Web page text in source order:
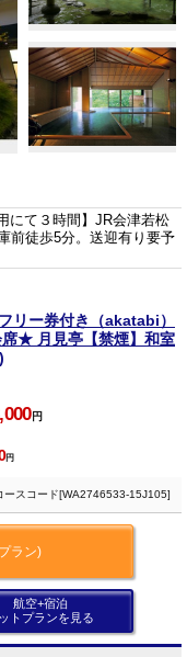
にて３時間】JR会津若松
前徒歩5分。送迎有り要予
リー券付き（akatabi）
★ 月見亭【禁煙】和室
円
円
ースコード[WA2746533-15J105]
ラン)
航空+宿泊
トプランを見る